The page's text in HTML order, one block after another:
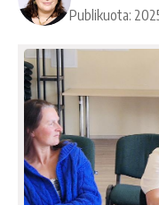
Publikuota: